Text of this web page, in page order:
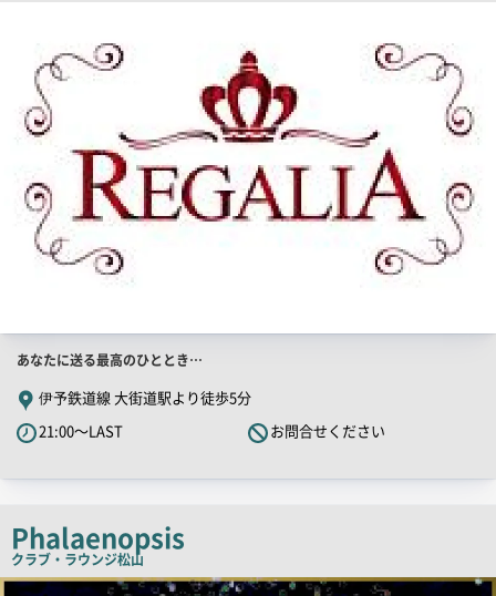
店
舗
PR
キ
コ
ピ
あなたに送る最高のひととき…
伊予鉄道線 大街道駅より徒歩5分
21:00～LAST
お問合せください
Phalaenopsis
クラブ・ラウンジ松山
店